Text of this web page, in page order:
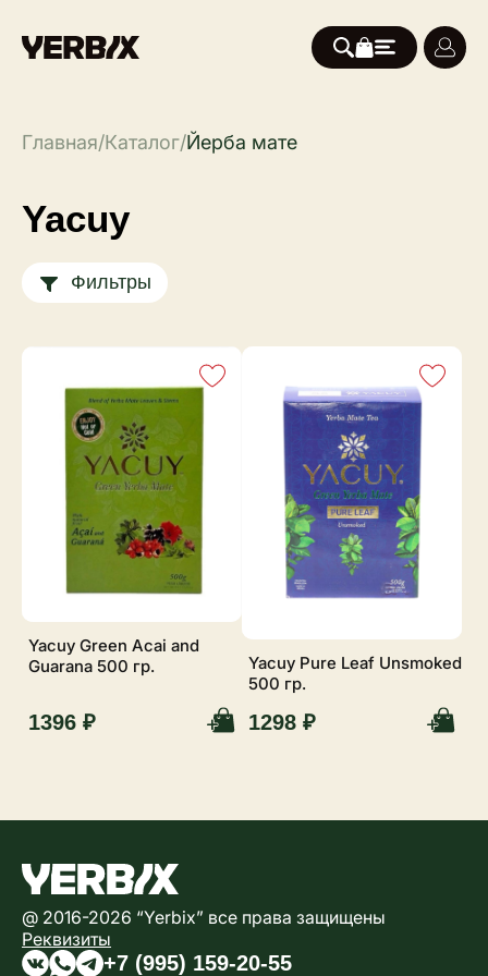
Главная/Каталог/Йерба мате
Yacuy
Фильтры
Yacuy Green Acai and
Guarana 500 гр.
1396 ₽
Yacuy Pure Leaf Unsmoked
500 гр.
1298 ₽
@ 2016-2026 “Yerbix” все права защищены
Реквизиты
+7 (995) 159-20-55